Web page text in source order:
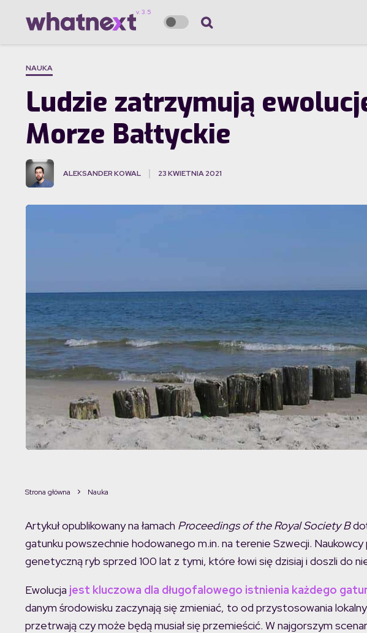
NAUKA
Ludzie zatrzymują
Morze Bałtyckie
ALEKSANDER KOWAL 23 KWIETNIA 2021
Strona główna Nauka
Artykuł opublikowany na łamach Proceedings of the Royal Society B
gatunku powszechnie hodowanego m.in. na terenie Szwecji.
genetyczną ryb sprzed 100 lat z tymi, które łowi się dzisiaj i doszli do
Ewolucja jest kluczowa dla długofalowego istnienia każdego
danym środowisku zaczynają się zmieniać, to od przystosowania
przetrwają czy może będą musiał się przemieścić. W najgorszym